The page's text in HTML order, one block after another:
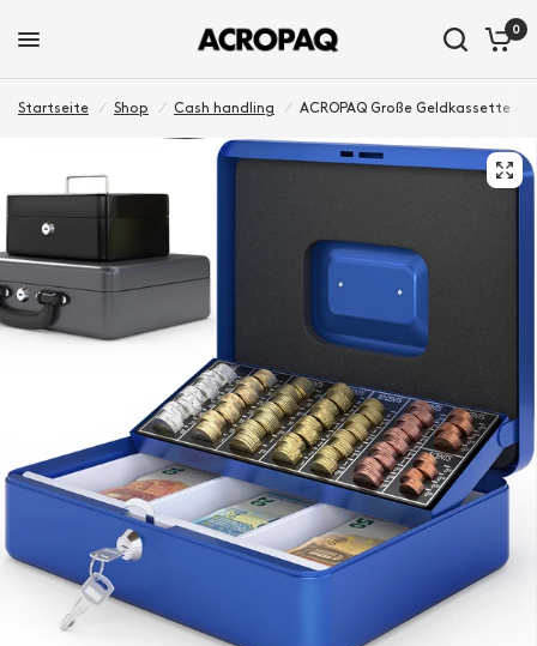
0
Startseite / Shop / Cash handling / ACROPAQ Große Geldkassette -